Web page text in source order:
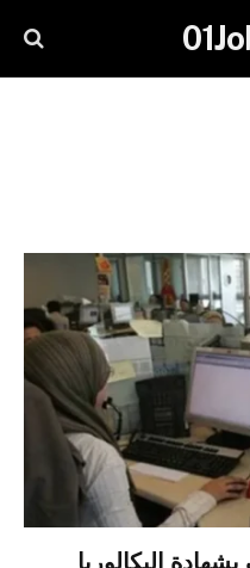
البكالوريا